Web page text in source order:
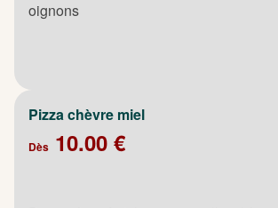
oignons
Pizza chèvre miel
Dès 10.00 €